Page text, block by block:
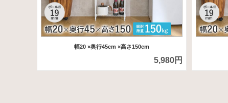
幅20 ×奥行45cm ×高さ150cm
5,980円